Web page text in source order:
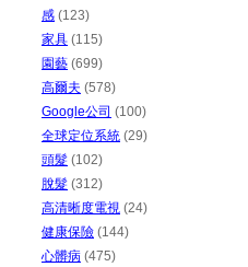
感 (123)
家具 (115)
園藝 (699)
高爾夫 (578)
Google公司 (100)
全球定位系統 (29)
頭髮 (102)
脫髮 (312)
高清晰度電視 (24)
健康保險 (144)
心髒病 (475)